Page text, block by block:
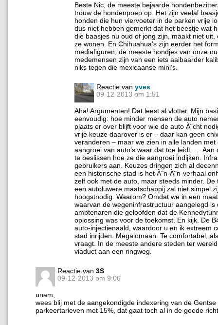
Beste Nic, de meeste bejaarde
trouw de hondenpoep op. Het zijn veelal
honden die hun viervoeter in de parken vrije
dus niet hebben gemerkt dat het beestje wat
die baasjes nu oud of jong zijn, maakt niet uit,
ze wonen. En Chihuahua’s zijn eerder het
mediafiguren, de meeste hondjes van onze
medemensen zijn van een iets aaibaarder
niks tegen die mexicaanse mini’s.
Reactie van yves
09-12-2013 om 1:51
Aha! Argumenten! Dat leest al vlotter. Mijn
eenvoudig: hoe minder mensen de auto
plaats er over blijft voor wie de auto Ã¨cht
vrije keuze daarover is er – daar kan geen
veranderen – maar we zien in alle landen met
aangroei van auto’s waar dat toe leidt… . Aan
te beslissen hoe ze die aangroei indijken.
gebruikers aan. Keuzes dringen zich al
een historische stad is het Ã¨n-Ã¨n-verhaal
zelf ook met de auto, maar steeds minder. De
een autoluwere maatschappij zal niet simpel
hoogstnodig. Waarom? Omdat we in een
waarvan de wegeninfrastructuur aangelegd is
ambtenaren die geloofden dat de
oplossing was voor de toekomst. En kijk. De
auto-injectienaald, waardoor u en ik extreem
stad inrijden. Megalomaan. Te comfortabel,
vraagt. In de meeste andere steden ter
viaduct aan een ringweg.
Reactie van 3S
09-12-2013 om 9:06
unam,
wees blij met de aangekondigde indexering van de Gentse
parkeertarieven met 15%, dat gaat toch al in de goede